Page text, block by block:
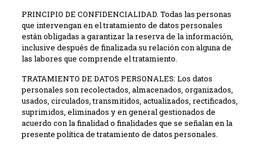
PRINCIPIO DE CONFIDENCIALIDAD. Todas las personas
que intervengan en el tratamiento de datos personales
están obligadas a garantizar la reserva de la información,
inclusive después de finalizada su relación con alguna de
las labores que comprende el tratamiento.
TRATAMIENTO DE DATOS PERSONALES: Los datos
personales son recolectados, almacenados, organizados,
usados, circulados, transmitidos, actualizados, rectificados,
suprimidos, eliminados y en general gestionados de
acuerdo con la finalidad o finalidades que se señalan en la
presente política de tratamiento de datos personales.